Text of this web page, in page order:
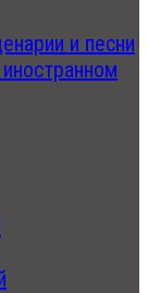
и песни